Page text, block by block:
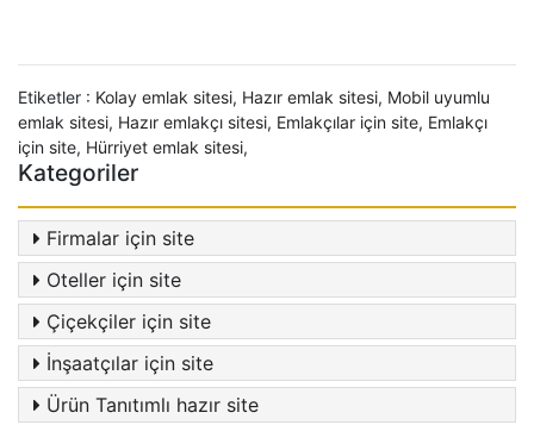
Etiketler : Kolay emlak sitesi, Hazır emlak sitesi, Mobil uyumlu
emlak sitesi, Hazır emlakçı sitesi, Emlakçılar için site, Emlakçı
için site, Hürriyet emlak sitesi,
Kategoriler
Firmalar için site
Oteller için site
Çiçekçiler için site
İnşaatçılar için site
Ürün Tanıtımlı hazır site